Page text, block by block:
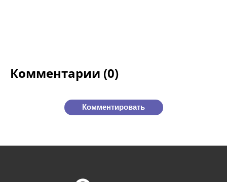
Комментарии (0)
Комментировать